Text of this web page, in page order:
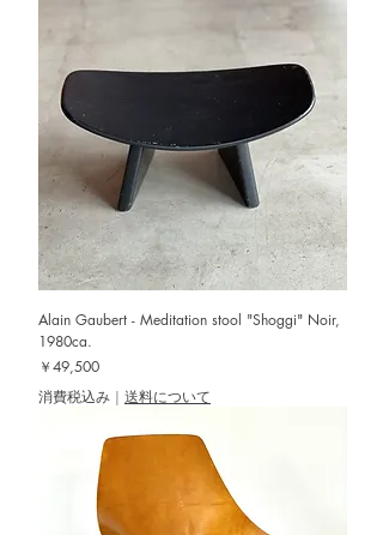
Alain Gaubert - Meditation stool "Shoggi" Noir,
1980ca.
価格
￥49,500
消費税込み | 送料について